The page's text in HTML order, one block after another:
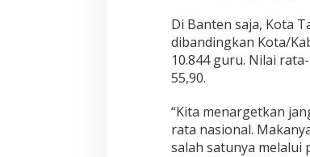
Di Banten saja, Kota
dibandingkan Kota/
10.844 guru. Nilai
55,90.
“Kita menargetkan
rata nasional.
salah satunya melalui